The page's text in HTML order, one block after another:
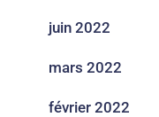
juin 2022
mars 2022
février 2022